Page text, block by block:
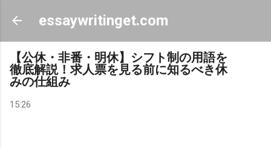
スキップしてメイン コンテンツに移動
essaywritinget.com
【公休・非番・明休】シフト制の用語を
徹底解説！求人票を見る前に知るべき休
みの仕組み
15:26